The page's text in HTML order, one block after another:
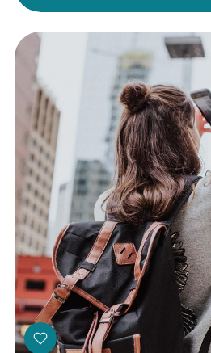
Mana
Arhīvs
Viņi bija